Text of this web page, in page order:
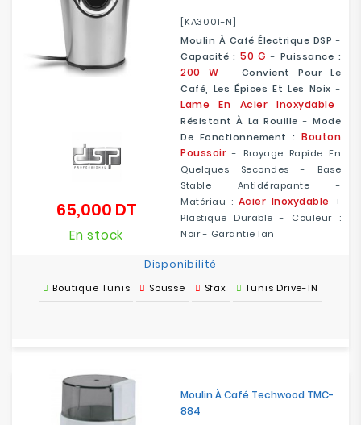
[KA3001-N]
Moulin À Café Électrique DSP -
Capacité : 50 G - Puissance :
200 W- Convient Pour Le
Café, Les Épices Et Les Noix -
Lame En Acier Inoxydable
Résistant À La Rouille -Mode
De Fonctionnement : Bouton
Poussoir - Broyage Rapide En
Quelques Secondes - Base
Stable Antidérapante -
Matériau : Acier Inoxydable +
Plastique Durable - Couleur :
Noir - Garantie 1an
65,000 DTPrix
En stock
Disponibilité
Boutique Tunis Sousse Sfax Tunis Drive-IN
Moulin À Café Techwood TMC-
884